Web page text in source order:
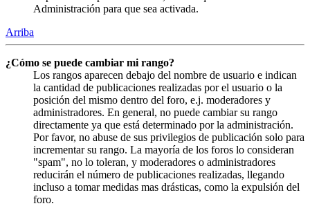
Administración para que sea activada.
Arriba
¿Cómo se puede cambiar mi rango?
Los rangos aparecen debajo del nombre de usuario e indican
la cantidad de publicaciones realizadas por el usuario o la
posición del mismo dentro del foro, e.j. moderadores y
administradores. En general, no puede cambiar su rango
directamente ya que está determinado por la administración.
Por favor, no abuse de sus privilegios de publicación solo para
incrementar su rango. La mayoría de los foros lo consideran
"spam", no lo toleran, y moderadores o administradores
reducirán el número de publicaciones realizadas, llegando
incluso a tomar medidas mas drásticas, como la expulsión del
foro.